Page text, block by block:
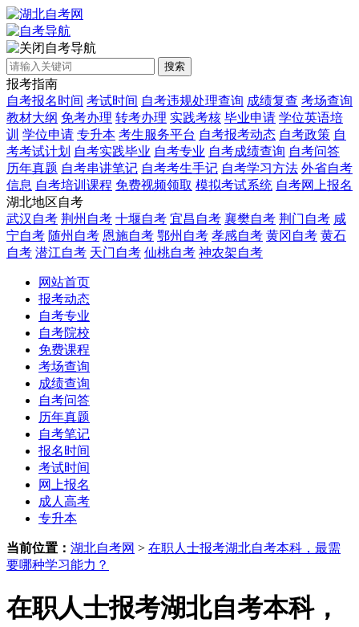
自考导航
搜索
报考指南
自考报名时间 考试时间 自考违规处理查询 成绩复查 考场查询
教材大纲 免考办理 转考办理 实践考核 毕业申请 学位英语培
训 学位申请 专升本 考生服务平台 自考报考动态 自考政策 自
考考试计划 自考实践毕业 自考专业 自考成绩查询 自考问答
历年真题 自考串讲笔记 自考考生手记 自考学习方法 外省自考
信息 自考培训课程 免费视频领取 模拟考试系统 自考网上报名
湖北地区自考
武汉自考 荆州自考 十堰自考 宜昌自考 襄樊自考 荆门自考 咸
宁自考 随州自考 恩施自考 鄂州自考 孝感自考 黄冈自考 黄石
自考 潜江自考 天门自考 仙桃自考 神农架自考
网站首页
报考动态
自考专业
自考院校
免费课程
考场查询
成绩查询
自考问答
历年真题
自考笔记
报名时间
考试时间
网上报名
成人高考
专升本
当前位置： 湖北自考网 > 在职人士报考湖北自考本科，最需
要哪种学习能力？
在职人士报考湖北自考本科，